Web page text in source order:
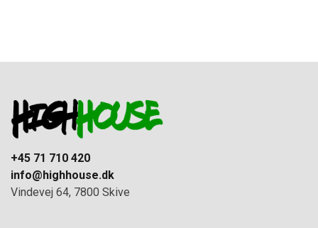
+45 71 710 420
info@highhouse.dk
Vindevej 64, 7800 Skive